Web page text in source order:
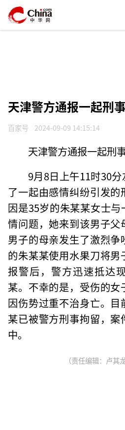
天津警方通报一起刑
百家号 2024-09-09 14:15:14
天津警方通报一起刑
9月8日上午11时30
了一起由感情纠纷引发
因是35岁的朱某某女士
情问题，她来到该男子父
男子的母亲发生了激烈
的朱某某使用水果刀将
报警后，警方迅速抵达
某。不幸的是，受伤的女
因伤势过重不治身亡。
某已被警方刑事拘留，案
中。
（责任编辑：卢其